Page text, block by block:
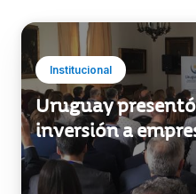
Uruguay
inversión a